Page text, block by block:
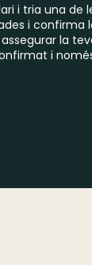
i tria una de
i confirma
la
i